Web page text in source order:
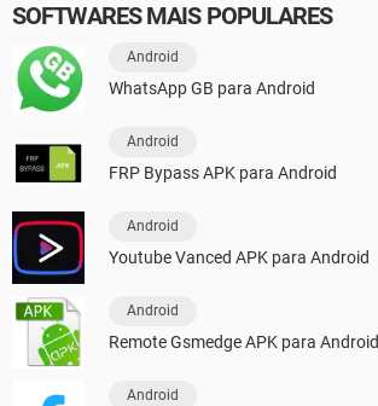
SOFTWARES MAIS POPULARES
Android
WhatsApp GB para Android
Android
FRP Bypass APK para Android
Android
Youtube Vanced APK para Android
Android
Remote Gsmedge APK para Android
Android